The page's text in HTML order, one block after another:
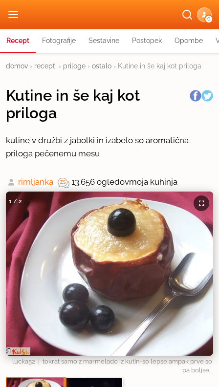
G
Recept Fotografije Sestavine Postopek Opombe
domov › recepti › priloge › ostalo › Kutine in še kaj kot priloga
Kutine in še kaj kot
priloga
kutine v družbi z jabolki in izabelo so aromatična
priloga pečenemu mesu
rimljanka 13.656 ogledovmoja kuhinja
1 / 2
lucka52 | tokrat samo z marmelado iz kutin-so lepse,ampak prve so
pa boljse...